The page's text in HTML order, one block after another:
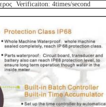
Verificaiton: 4times/second